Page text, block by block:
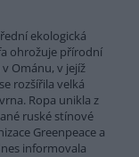
ekologická
ohrožuje přírodní
v Ománu, v jejíž
rozšířila velká
Ropa unikla z
ruské stínové
Greenpeace a
informovala